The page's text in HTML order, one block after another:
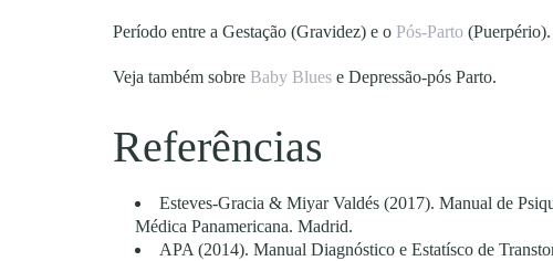
Período entre a Gestação (Gravidez) e o Pós-Parto (Puerpério).
Veja também sobre Baby Blues e Depressão-pós Parto.
Referências
Esteves-Gracia & Miyar Valdés (2017). Manual de
Médica Panamericana. Madrid.
APA (2014). Manual Diagnóstico e Estatísco de